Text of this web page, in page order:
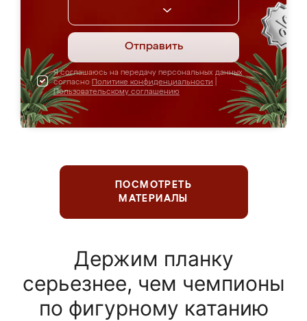
Отправить
Я соглашаюсь на передачу персональных данных
согласно Политике конфиденциальности
Пользовательскому соглашению
ПОСМОТРЕТЬ
МАТЕРИАЛЫ
Держим планку
серьезнее, чем чемпионы
по фигурному катанию